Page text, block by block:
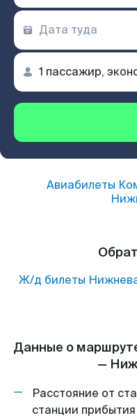
Авиабилеты
Ж/д билеты
Данные о
—
Расстояние от
станции